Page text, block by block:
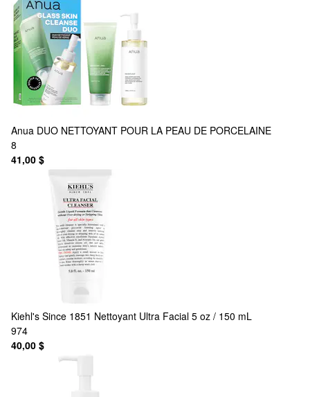
Anua DUO NETTOYANT POUR LA PEAU DE PORCELAINE
8
41,00 $
Kiehl's Since 1851 Nettoyant Ultra Facial 5 oz / 150 mL
974
40,00 $